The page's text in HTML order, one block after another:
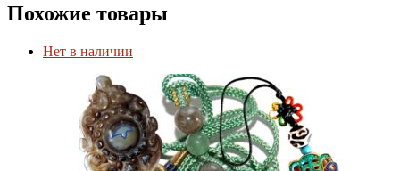
Похожие товары
Нет в наличии